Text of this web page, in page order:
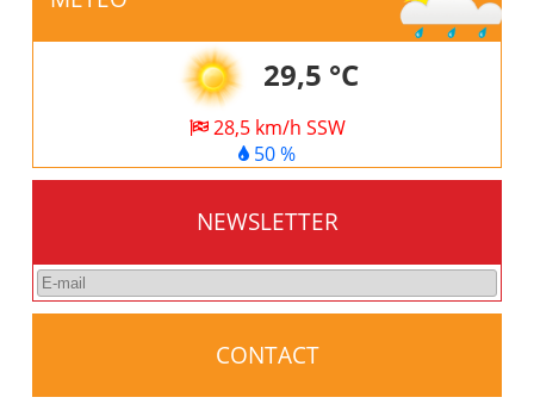
29,5 °C
28,5 km/h SSW
50 %
NEWSLETTER
CONTACT